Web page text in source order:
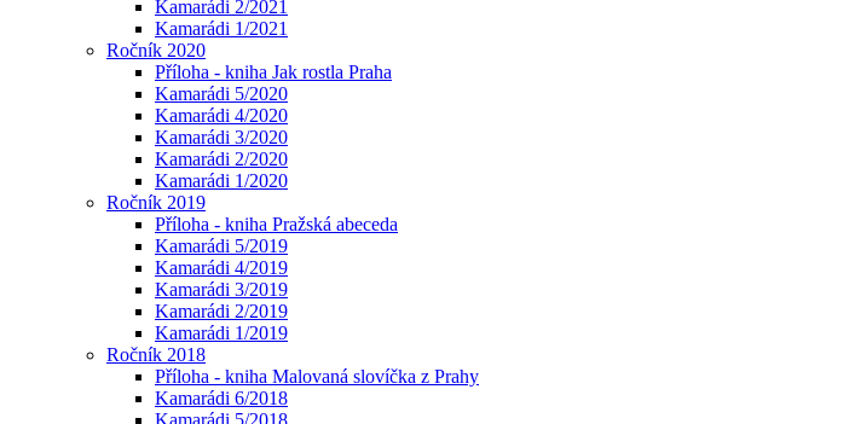
Kamarádi 2/2021
Kamarádi 1/2021
Ročník 2020
Příloha - kniha Jak rostla Praha
Kamarádi 5/2020
Kamarádi 4/2020
Kamarádi 3/2020
Kamarádi 2/2020
Kamarádi 1/2020
Ročník 2019
Příloha - kniha Pražská abeceda
Kamarádi 5/2019
Kamarádi 4/2019
Kamarádi 3/2019
Kamarádi 2/2019
Kamarádi 1/2019
Ročník 2018
Příloha - kniha Malovaná slovíčka z Prahy
Kamarádi 6/2018